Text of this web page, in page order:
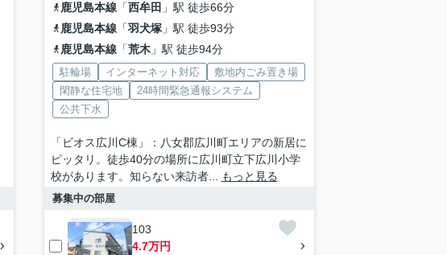
鹿児島本線「西牟田 」駅 徒歩66分
鹿児島本線「羽犬塚」駅 徒歩93分
鹿児島本線「荒木」駅 徒歩94分
駐輪場 インターネット対応
敷地内ごみ置き場
閑静な住宅地
24時間緊急通報システム
公共下水
「ビオス広川C棟」：八女郡広川町エリアの新居に
ピッタリ。徒歩40分の場所に広川町立下広川小学
校があります。知らない来訪者...
もっと見る
募集中の部屋
103
4.7万円